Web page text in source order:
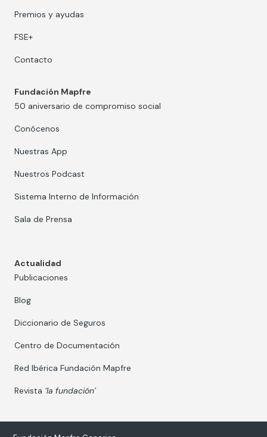
Premios y ayudas
FSE+
Contacto
Fundación Mapfre
50 aniversario de compromiso social
Conócenos
Nuestras App
Nuestros Podcast
Sistema Interno de Información
Sala de Prensa
Actualidad
Publicaciones
Blog
Diccionario de Seguros
Centro de Documentación
Red Ibérica Fundación Mapfre
Revista ‘la fundación’